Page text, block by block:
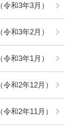
和3年3月）
和3年2月）
和3年1月）
和2年12月）
和2年11月）